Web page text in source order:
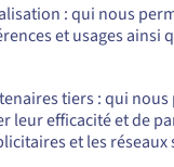
: qui nous
et usages ainsi
tiers : qui
leur efficacité et de
et les réseaux